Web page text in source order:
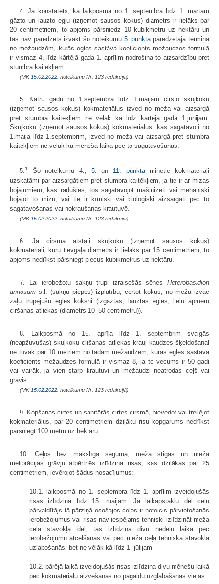
4. Ja konstatēts, ka laikposmā no 1. septembra līdz 1. martam
gāzto un lauzto egļu (izņemot sausos kokus) diametrs ir lielāks par
20 centimetriem, to apjoms pārsniedz 10 kubikmetru uz hektāru un
tās nav paredzēts izvākt šo noteikumu 5. punktāparedzētajā termiņā
no mežaudzēm, kurās egles sastāva koeficients mežaudzes formulā
ir vismaz 4, līdz kārtējā gada 1. aprīlim nodrošina to aizsardzību pret
stumbra kaitēkļiem.
(MK 15.02.2022. noteikumu Nr. 123 redakcijā)
5. Katru gadu no 1.septembra līdz 1.maijam cirsto skujkoku
(izņemot sausos kokus) kokmateriālus izved no meža vai aizsargā
pret stumbra kaitēkļiem ne vēlāk kā līdz kārtējā gada 1.jūnijam.
Skujkoku (izņemot sausos kokus) kokmateriālus, kas sagatavoti no
1.maija līdz 1.septembrim, izved no meža vai aizsargā pret stumbra
kaitēkļiem ne vēlāk kā mēneša laikā pēc to sagatavošanas.
5.1 Šo noteikumu 4., 5. un 11. punktāminētie kokmateriāli
uzskatāmi par aizsargātiem pret stumbra kaitēkļiem, ja tie ir ar mizas
bojājumiem, kas radušies, tos sagatavojot mašinizēti vai mehāniski
bojājot to mizu, vai tie ir ķīmiski vai bioloģiski aizsargāti pēc to
sagatavošanas vai nokraušanas krautuvē.
(MK 15.02.2022. noteikumu Nr. 123 redakcijā)
6. Ja cirsmā atstāti skujkoku (izņemot sausos kokus)
kokmateriāli, kuru tievgaļa diametrs ir lielāks par 15 centimetriem, to
apjoms nedrīkst pārsniegt piecus kubikmetrus uz hektāru.
7. Lai ierobežotu sakņu trupi izraisošās sēnes Heterobasidion
annosum s.l. (sakņu piepes) izplatību, cērtot kokus, no meža izvāc
zaļu trupējušu egles koksni (izgāztas, lauztas egles, lielu apmēru
ciršanas atliekas (diametrs 10–50 centimetru)).
8. Laikposmā no 15. aprīļa līdz 1. septembrim svaigās
(neapžuvušās) skujkoku ciršanas atliekas krauj kaudzēs šķeldošanai
ne tuvāk par 10 metriem no tādām mežaudzēm, kurās egles sastāva
koeficients mežaudzes formulā ir vismaz 8, ja to vecums ir 50 gadi
vai vairāk, ja vien starp krautuvi un mežaudzi neatrodas ceļš vai
grāvis.
(MK 15.02.2022. noteikumu Nr. 123 redakcijā)
9. Kopšanas cirtes un sanitārās cirtes cirsmā, pievedot vai treilējot
kokmateriālus, par 20 centimetriem dziļāku risu kopgarums nedrīkst
pārsniegt 100 metru uz hektāru.
10. Ceļos bez mākslīgā seguma, meža stigās un meža
meliorācijas grāvju atbērtnēs izlīdzina risas, kas dziļākas par 25
centimetriem, ievērojot šādus nosacījumus:
10.1. laikposmā no 1. septembra līdz 1. aprīlim izveidojušās
risas izlīdzina līdz 15. maijam. Ja laikapstākļu dēļ ceļu
pārvaldītājs tā pārziņā esošajos ceļos ir noteicis pārvietošanās
ierobežojumus vai risas nav iespējams tehniski izlīdzināt meža
ceļa stāvokļa dēļ, tās izlīdzina divu nedēļu laikā pēc
ierobežojumu atcelšanas vai pēc meža ceļa tehniskā stāvokļa
uzlabošanās, bet ne vēlāk kā līdz 1. jūlijam;
10.2. pārējā laikā izveidojušās risas izlīdzina divu mēnešu laikā
pēc kokmateriālu aizvešanas no pagaidu uzglabāšanas vietas.